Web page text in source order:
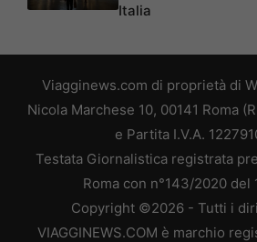
Italia
Viagginews.com di proprietà di
Nicola Marchese 10, 00141 Roma
e Partita I.V.A.
Testata Giornalistica registrata
Roma con n°143/2020 del
Copyright ©2026 - Tutti i
VIAGGINEWS.COM è marchio